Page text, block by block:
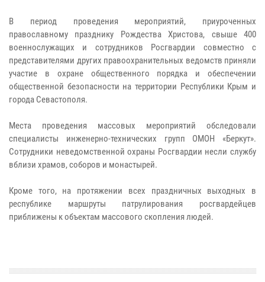
В период проведения мероприятий, приуроченных
православному празднику Рождества Христова, свыше 400
военнослужащих и сотрудников Росгвардии совместно с
представителями других правоохранительных ведомств приняли
участие в охране общественного порядка и обеспечении
общественной безопасности на территории Республики Крым и
города Севастополя.
Места проведения массовых мероприятий обследовали
специалисты инженерно-технических групп ОМОН «Беркут».
Сотрудники неведомственной охраны Росгвардии несли службу
вблизи храмов, соборов и монастырей.
Кроме того, на протяжении всех праздничных выходных в
республике маршруты патрулирования росгвардейцев
приближены к объектам массового скопления людей.